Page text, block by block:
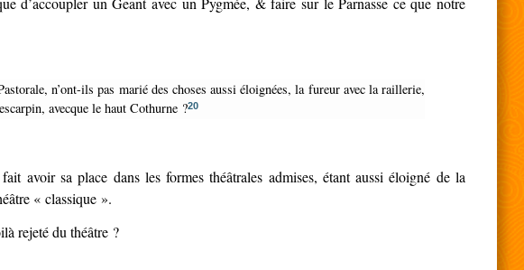
avecque le haut Cothurne ?20
avoir sa place dans les formes théâtrales admises, étant aussi éloigné de la
« classique ».
rejeté du théâtre ?